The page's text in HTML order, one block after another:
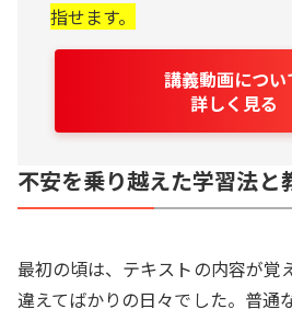
指せます。
講義動画につい
詳しく見る
不安を乗り越えた学習法と
最初の頃は、テキストの内容が覚
違えてばかりの日々でした。普通